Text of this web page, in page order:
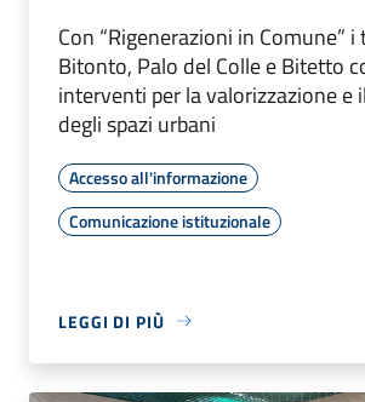
Con “Rigenerazioni in Comune”
Bitonto, Palo del Colle e Bitetto
interventi per la valorizzazione e
degli spazi urbani
Accesso all'informazione
Comunicazione istituzionale
LEGGI DI PIÙ